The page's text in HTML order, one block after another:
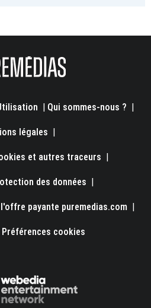
| Qui sommes-nous ? |
légales |
et autres traceurs |
des données |
payante puremedias.com |
Préférences cookies